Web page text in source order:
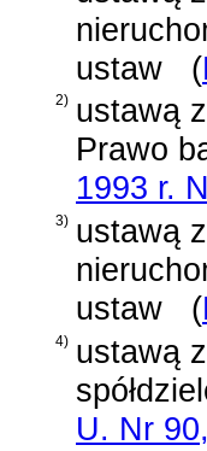
ustaw
(
2) ustawą
Prawo
1993 r.
3) ustawą
ustaw
(
4) ustawą
U. Nr